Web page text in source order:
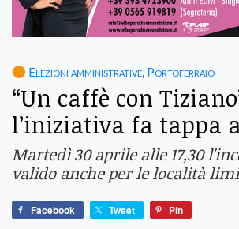
Elezioni amministrative, Portoferraio
“Un caffè con
l’iniziativa fa tappa
Martedì 30 aprile alle 17,30
valido anche per le località
Facebook Tweet Pin